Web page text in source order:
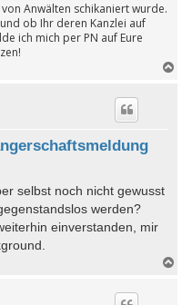
Anwälten schikaniert wurde.
ob Ihr deren Kanzlei auf
ich mich per PN auf Eure
selbst noch nicht gewusst
werden?
einverstanden, mir